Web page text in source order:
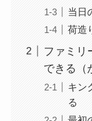
当日
荷造
ファミリ
できる（
キン
る